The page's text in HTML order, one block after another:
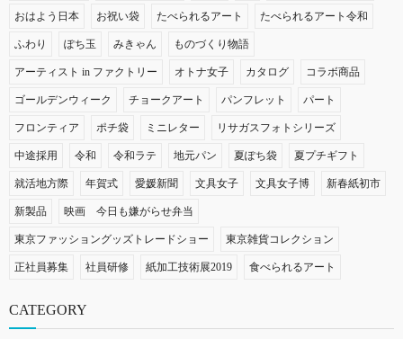
おはよう日本 お祝い袋 たべられるアート たべられるアート令和
ふわり ぽち玉 みきゃん ものづくり物語
アーティスト in ファクトリー オトナ女子 カタログ コラボ商品
ゴールデンウィーク チョークアート パンフレット パート
フロンティア ポチ袋 ミニレター リサガスフォトシリーズ
中途採用 令和 令和ラテ 地元パン 夏ぽち袋 夏プチギフト
就活地方際 年賀式 愛媛新聞 文具女子 文具女子博 新春紙初市
新製品 映画 今日も嫌がらせ弁当
東京ファッショングッズトレードショー 東京雑貨コレクション
正社員募集 社員研修 紙加工技術展2019 食べられるアート
CATEGORY